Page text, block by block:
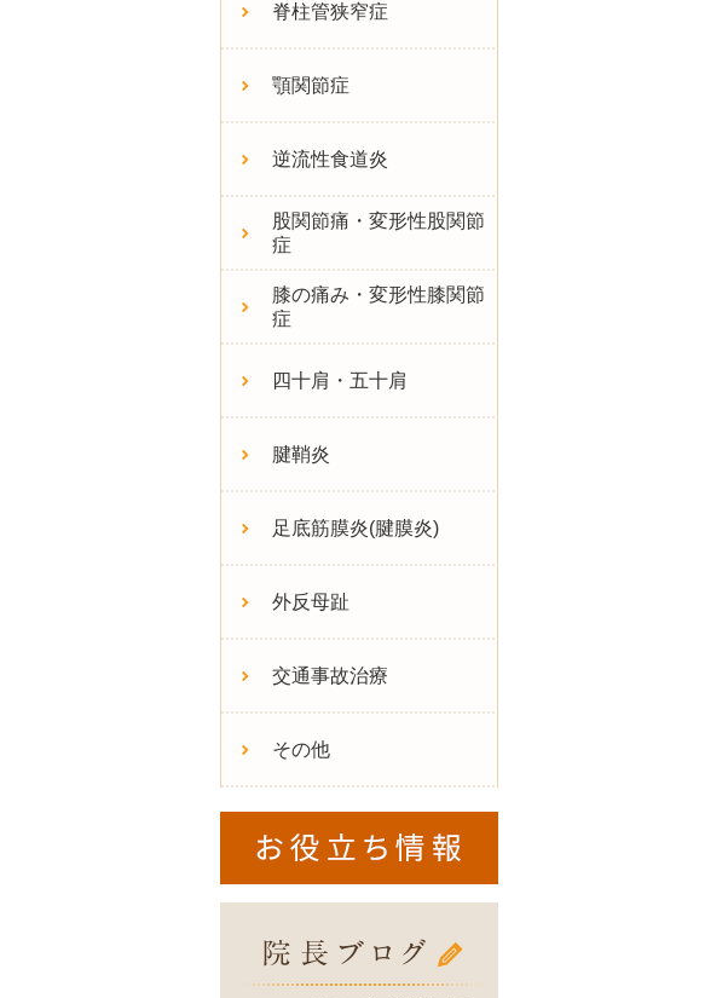
脊柱管狭窄症
顎関節症
逆流性食道炎
股関節痛・変形性股関節
症
膝の痛み・変形性膝関節
症
四十肩・五十肩
腱鞘炎
足底筋膜炎(腱膜炎)
外反母趾
交通事故治療
その他